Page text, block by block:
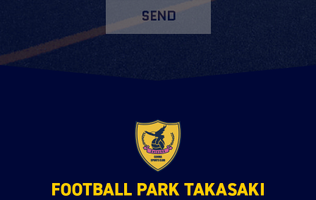
SEND